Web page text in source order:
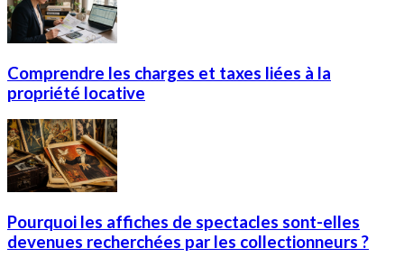
Comprendre les charges et taxes liées à la
propriété locative
Pourquoi les affiches de spectacles sont-elles
devenues recherchées par les collectionneurs ?